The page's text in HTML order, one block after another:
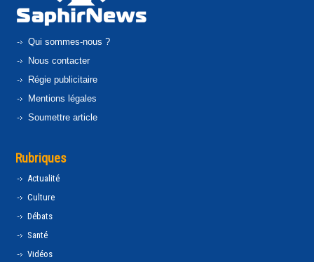
Qui sommes-nous ?
Nous contacter
Régie publicitaire
Mentions légales
Soumettre article
Rubriques
Actualité
Culture
Débats
Santé
Vidéos